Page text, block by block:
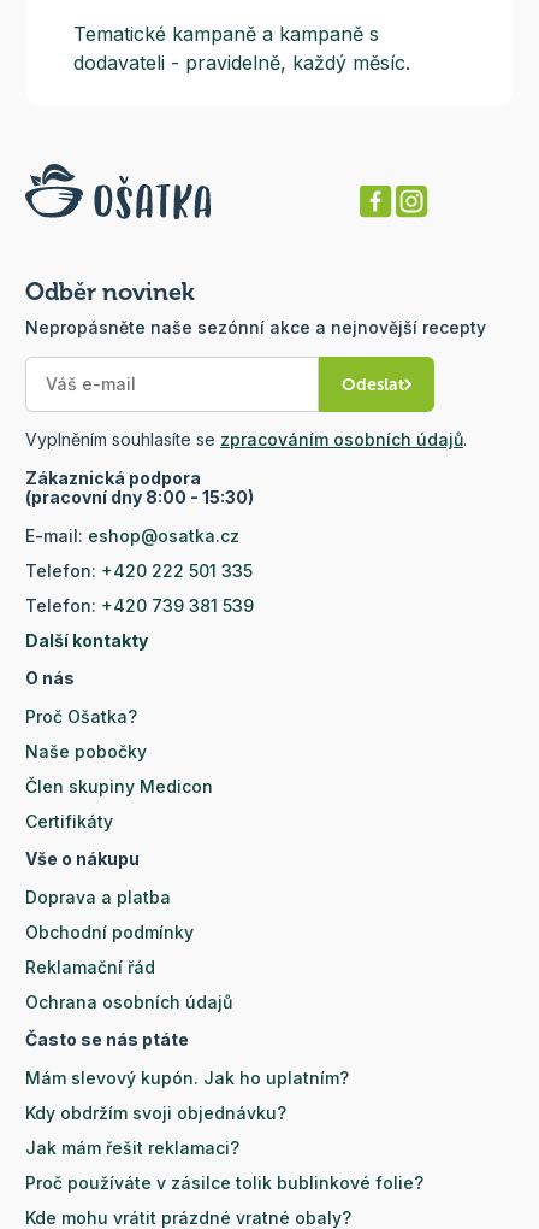
Tematické kampaně a kampaně s
dodavateli - pravidelně, každý měsíc.
Odběr novinek
Nepropásněte naše sezónní akce a nejnovější recepty
Odeslat
Vyplněním souhlasíte se zpracováním osobních údajů.
Zákaznická podpora
(pracovní dny 8:00 - 15:30)
E-mail: eshop@osatka.cz
Telefon: +420 222 501 335
Telefon: +420 739 381 539
Další kontakty
O nás
Proč Ošatka?
Naše pobočky
Člen skupiny Medicon
Certifikáty
Vše o nákupu
Doprava a platba
Obchodní podmínky
Reklamační řád
Ochrana osobních údajů
Často se nás ptáte
Mám slevový kupón. Jak ho uplatním?
Kdy obdržím svoji objednávku?
Jak mám řešit reklamaci?
Proč používáte v zásilce tolik bublinkové folie?
Kde mohu vrátit prázdné vratné obaly?